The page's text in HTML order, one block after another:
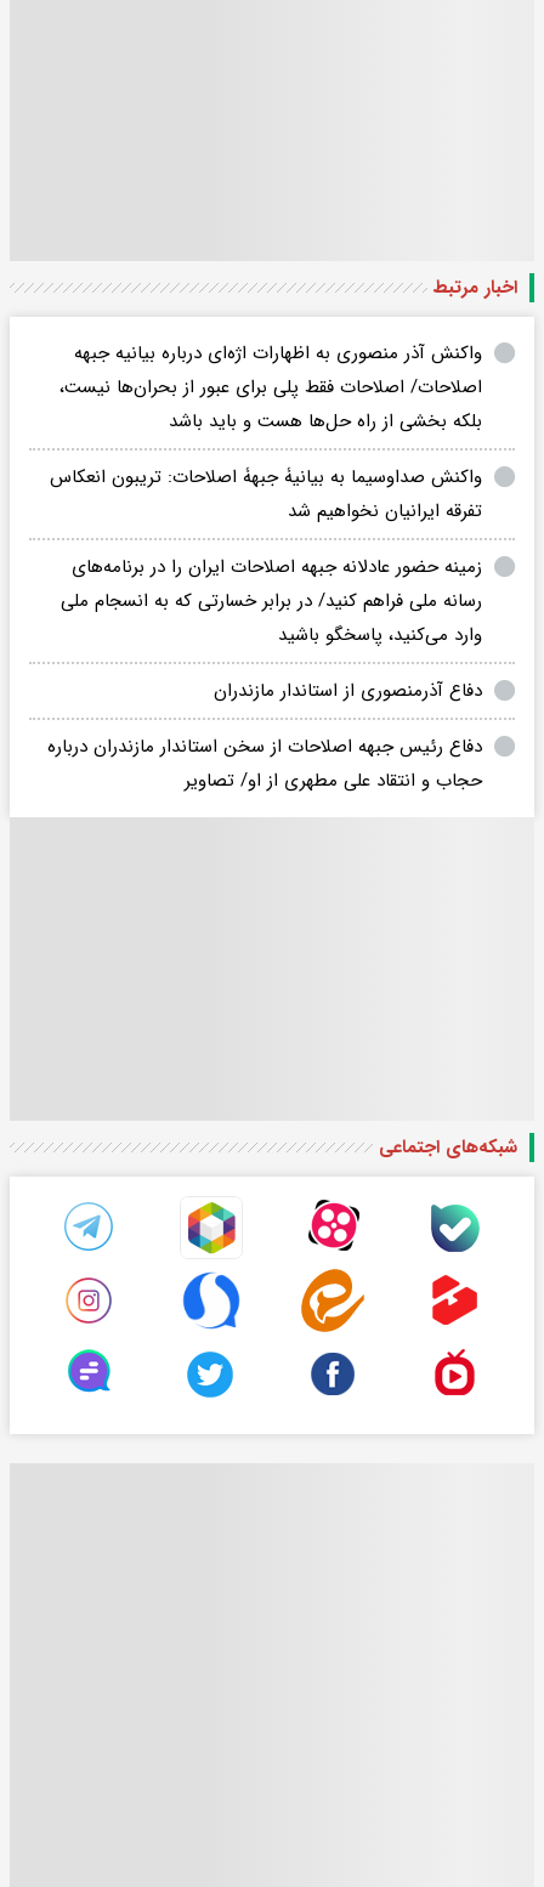
اخبار مرتبط
واکنش آذر منصوری به اظهارات اژه‌ای درباره بیانیه جبهه
اصلاحات/ اصلاحات فقط پلی برای عبور از بحران‌ها نیست،
بلکه بخشی از راه حل‌ها هست و باید باشد
واکنش صداوسیما به بیانیۀ جبهۀ اصلاحات: تریبون انعکاس
تفرقه ایرانیان نخواهیم شد
زمینه حضور عادلانه جبهه اصلاحات ایران را در برنامه‌های
رسانه ملی فراهم کنید/ در برابر خسارتی که به انسجام ملی
وارد می‌کنید، پاسخگو باشید
دفاع آذرمنصوری از استاندار مازندران
دفاع رئیس جبهه اصلاحات از سخن استاندار مازندران درباره
حجاب و انتقاد علی مطهری از او/ تصاویر
شبکه‌های اجتماعی